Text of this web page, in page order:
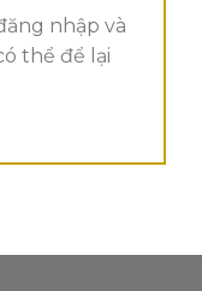
nhập và
thể để lại